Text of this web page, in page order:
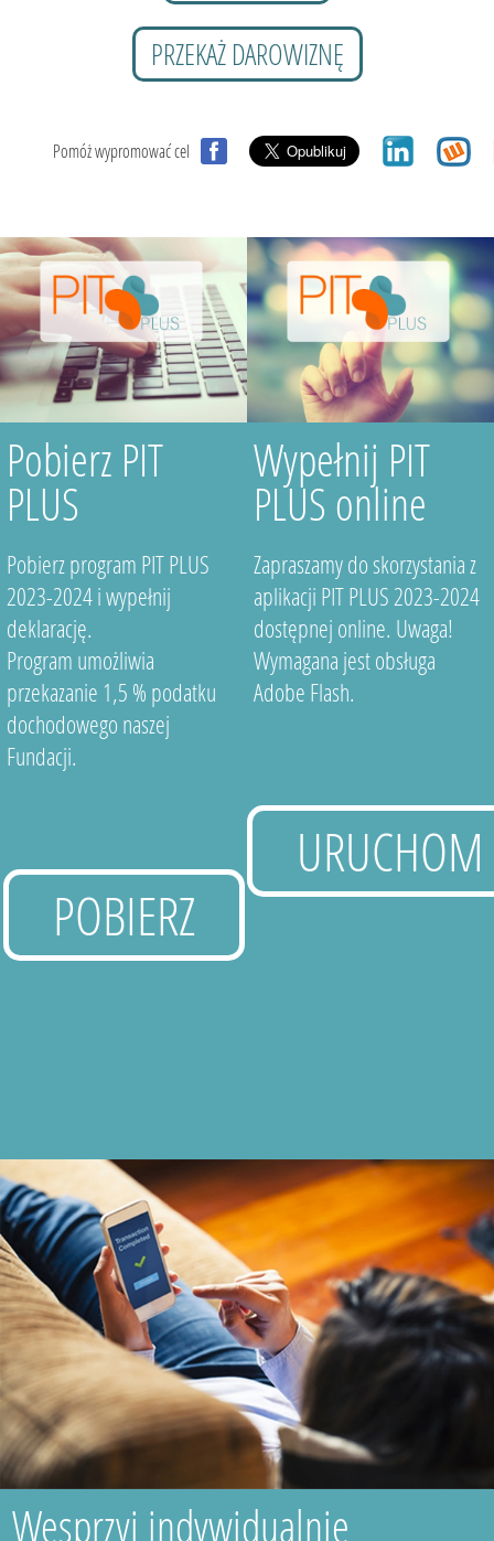
PRZEKAŻ DAROWIZNĘ
Pomóż wypromować cel
Pobierz PIT
PLUS
Pobierz program PIT PLUS
2023-2024 i wypełnij
deklarację.
Program umożliwia
przekazanie 1,5 % podatku
dochodowego naszej
Fundacji.
POBIERZ
Wypełnij PIT
PLUS online
Zapraszamy do skorzystania z
aplikacji PIT PLUS 2023-2024
dostępnej online. Uwaga!
Wymagana jest obsługa
Adobe Flash.
URUCHOM
Wesprzyj indywidualnie